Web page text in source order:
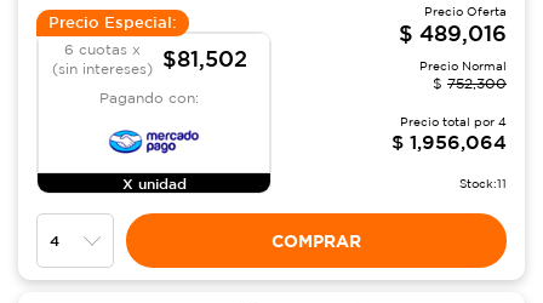
Precio Especial:
6 cuotas x
(sin intereses)
$81,502
Pagando con:
X unidad
Precio Oferta
$ 489,016
Precio Normal
$ 752,300
Precio total por 4
$ 1,956,064
Stock:11
COMPRAR